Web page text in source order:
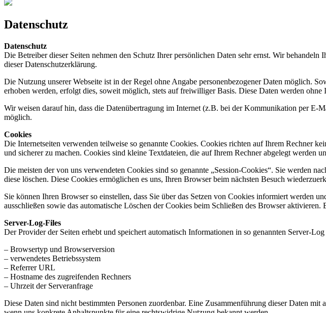
Datenschutz
Datenschutz
Die Betreiber dieser Seiten nehmen den Schutz Ihrer persönlichen Daten sehr ernst. Wir
dieser Datenschutzerklärung.
Die Nutzung unserer Webseite ist in der Regel ohne Angabe personenbezogener Daten möglich.
erhoben werden, erfolgt dies, soweit möglich, stets auf freiwilliger Basis. Diese Daten werden
Wir weisen darauf hin, dass die Datenübertragung im Internet (z.B. bei der Kommunikation per
möglich.
Cookies
Die Internetseiten verwenden teilweise so genannte Cookies. Cookies richten auf Ihrem Rechner
und sicherer zu machen. Cookies sind kleine Textdateien, die auf Ihrem Rechner abgelegt werden
Die meisten der von uns verwendeten Cookies sind so genannte „Session-Cookies“. Sie werden
diese löschen. Diese Cookies ermöglichen es uns, Ihren Browser beim nächsten Besuch
Sie können Ihren Browser so einstellen, dass Sie über das Setzen von Cookies informiert werden
ausschließen sowie das automatische Löschen der Cookies beim Schließen des Browser
Server-Log-Files
Der Provider der Seiten erhebt und speichert automatisch Informationen in so genannten Server-
– Browsertyp und Browserversion
– verwendetes Betriebssystem
– Referrer URL
– Hostname des zugreifenden Rechners
– Uhrzeit der Serveranfrage
Diese Daten sind nicht bestimmten Personen zuordenbar. Eine Zusammenführung dieser Daten